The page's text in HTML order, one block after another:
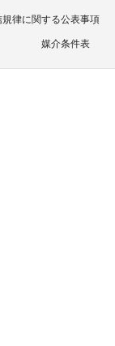
規律に関する公表事項
媒介条件表